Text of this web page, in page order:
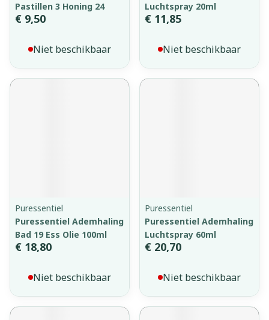
Pastillen 3 Honing 24
€ 9,50
Niet beschikbaar
Luchtspray 20ml
€ 11,85
Niet beschikbaar
Puressentiel
Puressentiel Ademhaling
Bad 19 Ess Olie 100ml
€ 18,80
Niet beschikbaar
Puressentiel
Puressentiel Ademhaling
Luchtspray 60ml
€ 20,70
Niet beschikbaar